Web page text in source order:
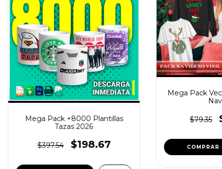
Mega Pack +8000 Plantillas
Tazas 2026
$397.54 $198.67
Mega Pack
$79.35